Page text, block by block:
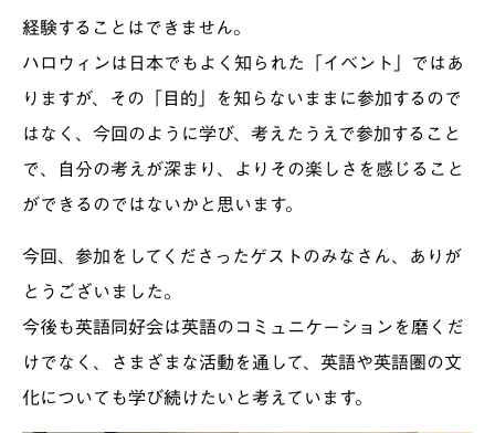
経験することはできません。
ハロウィンは日本でもよく知られた「イベント」ではあ
りますが、その「目的」を知らないままに参加するので
はなく、今回のように学び、考えたうえで参加すること
で、自分の考えが深まり、よりその楽しさを感じること
ができるのではないかと思います。
今回、参加をしてくださったゲストのみなさん、ありが
とうございました。
今後も英語同好会は英語のコミュニケーションを磨くだ
けでなく、さまざまな活動を通して、英語や英語圏の文
化についても学び続けたいと考えています。